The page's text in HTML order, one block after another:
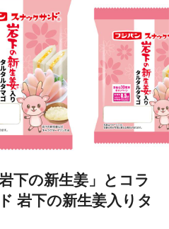
下の新生姜」とコラ
岩下の新生姜入りタ